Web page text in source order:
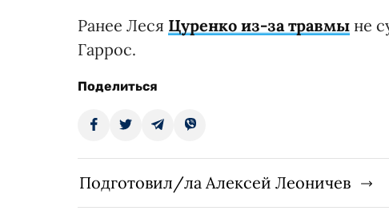
Ранее Леся Цуренко из-за травмы не
Гаррос.
Поделиться
Подготовил/ла Алексей Леоничев